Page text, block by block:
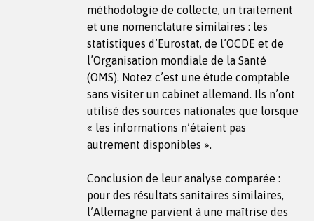
méthodologie de collecte, un traitement
et une nomenclature similaires : les
statistiques d’Eurostat, de l’OCDE et de
l’Organisation mondiale de la Santé
(OMS). Notez c’est une étude comptable
sans visiter un cabinet allemand. Ils n’ont
utilisé des sources nationales que lorsque
« les informations n’étaient pas
autrement disponibles ».
Conclusion de leur analyse comparée :
pour des résultats sanitaires similaires,
l’Allemagne parvient à une maîtrise des